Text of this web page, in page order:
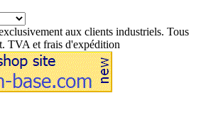
aux clients industriels. Tous
TVA et frais d'expédition